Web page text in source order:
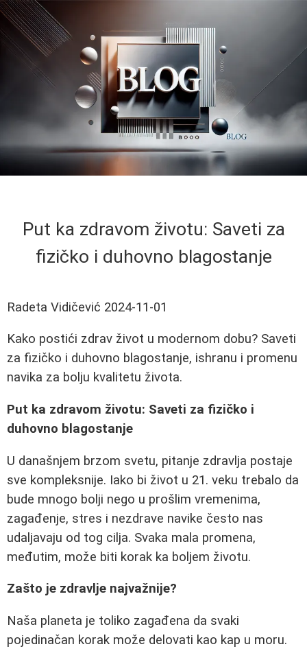
Put ka zdravom životu: Saveti za
fizičko i duhovno blagostanje
Radeta Vidičević 2024-11-01
Kako postići zdrav život u modernom dobu? Saveti
za fizičko i duhovno blagostanje, ishranu i promenu
navika za bolju kvalitetu života.
Put ka zdravom životu: Saveti za fizičko i
duhovno blagostanje
U današnjem brzom svetu, pitanje zdravlja postaje
sve kompleksnije. Iako bi život u 21. veku trebalo da
bude mnogo bolji nego u prošlim vremenima,
zagađenje, stres i nezdrave navike često nas
udaljavaju od tog cilja. Svaka mala promena,
međutim, može biti korak ka boljem životu.
Zašto je zdravlje najvažnije?
Naša planeta je toliko zagađena da svaki
pojedinačan korak može delovati kao kap u moru.